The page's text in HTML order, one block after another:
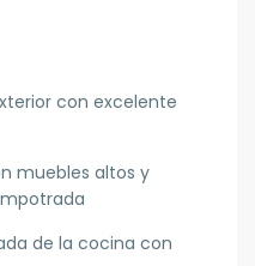
con excelente
muebles altos y
de la cocina con